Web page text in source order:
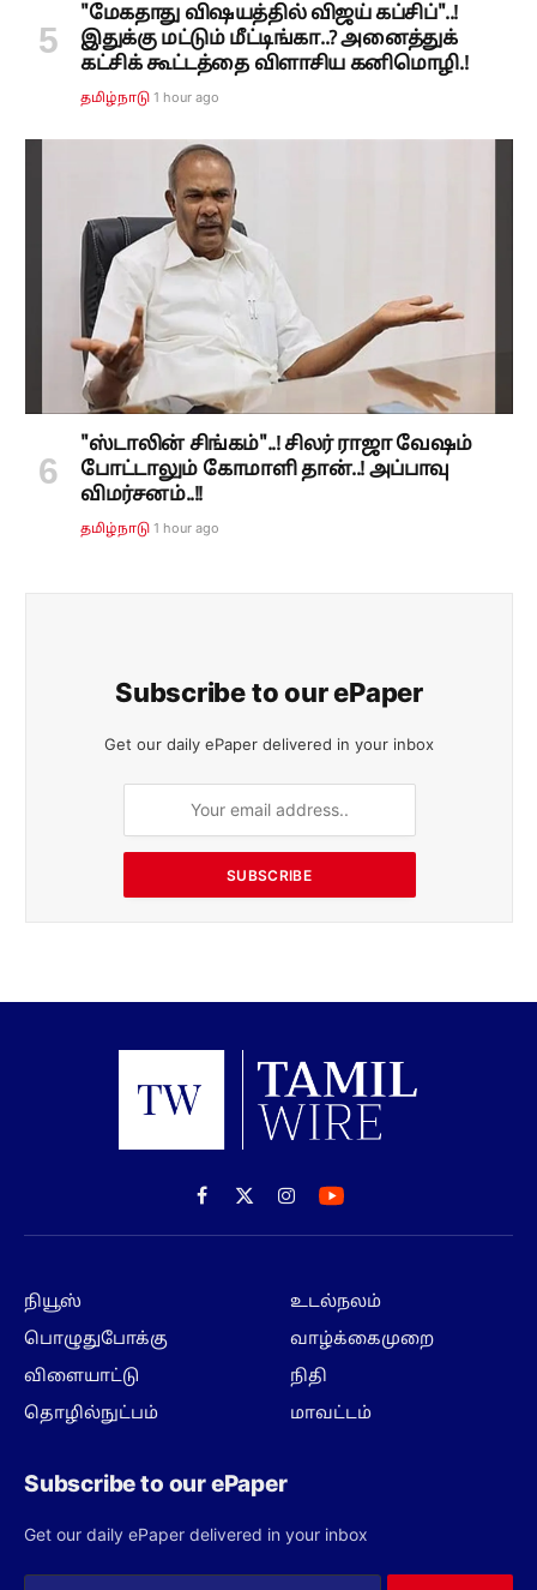
"மேகதாது விஷயத்தில் விஜய் கப்சிப்"..!
இதுக்கு மட்டும் மீட்டிங்கா..? அனைத்துக்
கட்சிக் கூட்டத்தை விளாசிய கனிமொழி.!
தமிழ்நாடு 1 hour ago
"ஸ்டாலின் சிங்கம்"..! சிலர் ராஜா வேஷம்
போட்டாலும் கோமாளி தான்..! அப்பாவு
விமர்சனம்..!!
தமிழ்நாடு 1 hour ago
Subscribe to our ePaper
Get our daily ePaper delivered in your inbox
SUBSCRIBE
Facebook
X
(Twitter)
Instagram
நியூஸ்
பொழுதுபோக்கு
விளையாட்டு
தொழில்நுட்பம்
உடல்நலம்
வாழ்க்கைமுறை
நிதி
மாவட்டம்
Subscribe to our ePaper
Get our daily ePaper delivered in your inbox